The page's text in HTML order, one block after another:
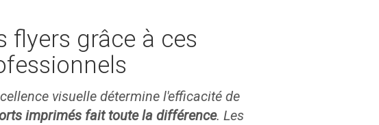
flyers grâce à ces
visuelle détermine l'efficacité de
imprimés fait toute la différence. Les